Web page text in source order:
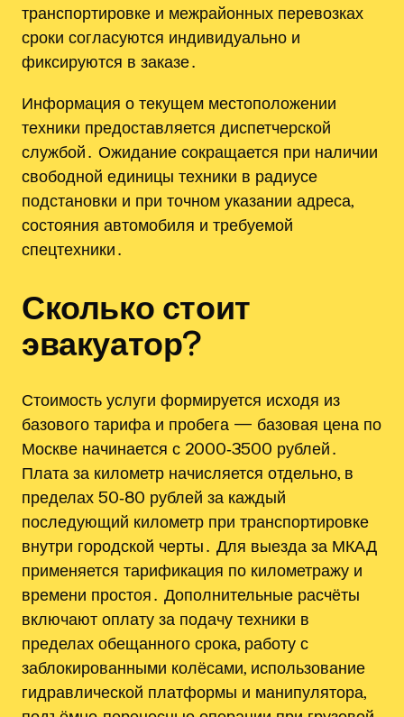
транспортировке и межрайонных перевозках
сроки согласуются индивидуально и
фиксируются в заказе․
Информация о текущем местоположении
техники предоставляется диспетчерской
службой․ Ожидание сокращается при наличии
свободной единицы техники в радиусе
подстановки и при точном указании адреса,
состояния автомобиля и требуемой
спецтехники․
Сколько стоит
эвакуатор?
Стоимость услуги формируется исходя из
базового тарифа и пробега — базовая цена по
Москве начинается с 2000‑3500 рублей․
Плата за километр начисляется отдельно, в
пределах 50‑80 рублей за каждый
последующий километр при транспортировке
внутри городской черты․ Для выезда за МКАД
применяется тарификация по километражу и
времени простоя․ Дополнительные расчёты
включают оплату за подачу техники в
пределах обещанного срока, работу с
заблокированными колёсами, использование
гидравлической платформы и манипулятора,